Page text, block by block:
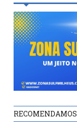
RECOMENDAMOS